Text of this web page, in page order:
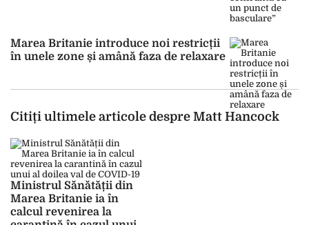
Marea Britanie introduce noi restricții
în unele zone și amână faza de relaxare
Citiți ultimele articole despre Matt Hancock
Ministrul Sănătății din
Marea Britanie ia în
calcul revenirea la